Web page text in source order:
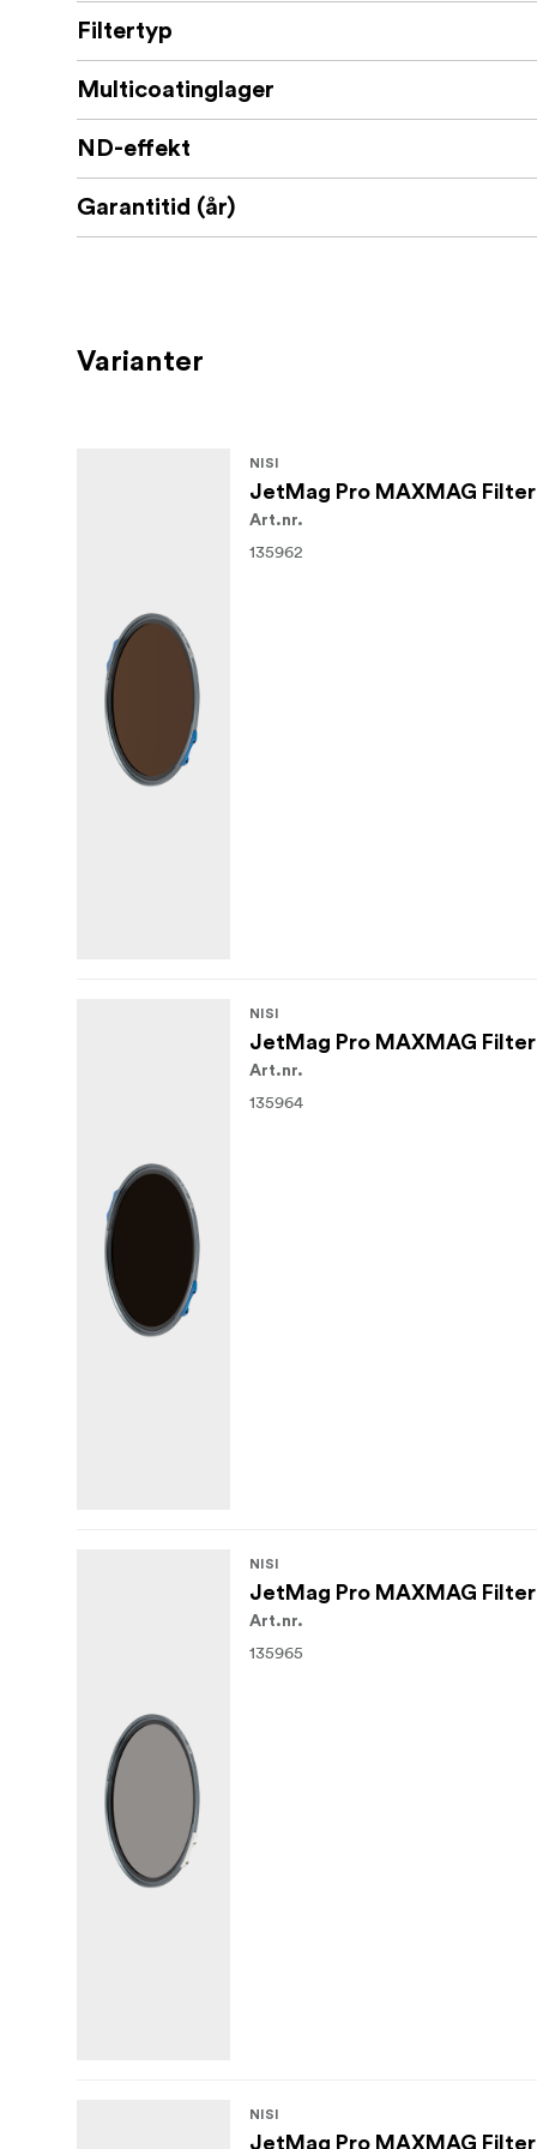
NiSi JetMag Pro MAXMAG-filter
Obs! Kräver NiSi JetMag Pro
Filtertyp
Multicoatinglager
ND-effekt
Garantitid (år)
Varianter
NISI
JetMag Pro MAXMAG
Art.nr.
135962
NISI
JetMag Pro MAXMAG
Art.nr.
135964
NISI
JetMag Pro MAXMAG
Art.nr.
135965
NISI
JetMag Pro MAXMAG Filter